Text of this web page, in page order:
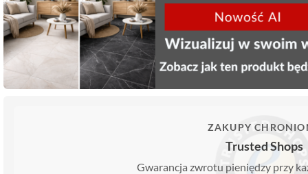
ZAKUPY
Trusted Shops
Gwarancja zwrotu pieniędzy przy